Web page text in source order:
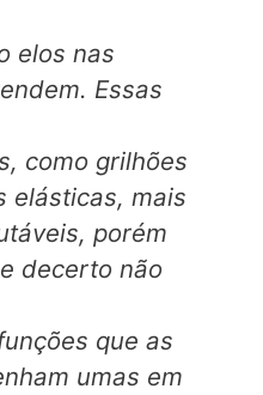
elos nas
Essas
como grilhões
elásticas, mais
porém
decerto não
que as
umas em